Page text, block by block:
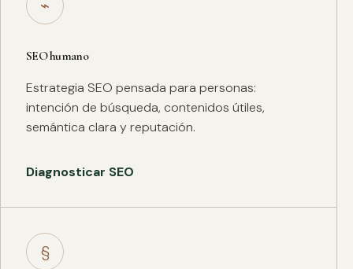
⌁
SEO humano
Estrategia SEO pensada para personas:
intención de búsqueda, contenidos útiles,
semántica clara y reputación.
Diagnosticar SEO
§